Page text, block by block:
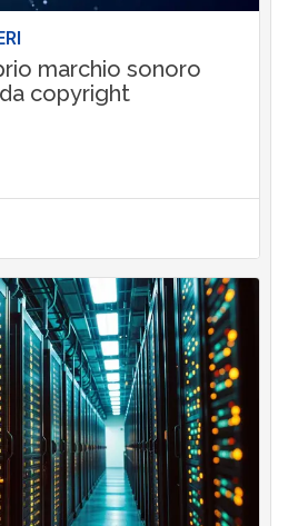
marchio sonoro
copyright